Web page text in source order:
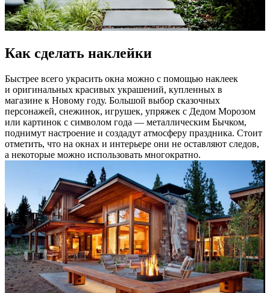
Как сделать наклейки
Быстрее всего украсить окна можно с помощью наклеек
и оригинальных красивых украшений, купленных в
магазине к Новому году. Большой выбор сказочных
персонажей, снежинок, игрушек, упряжек с Дедом Морозом
или картинок с символом года — металлическим Бычком,
поднимут настроение и создадут атмосферу праздника. Стоит
отметить, что на окнах и интерьере они не оставляют следов,
а некоторые можно использовать многократно.